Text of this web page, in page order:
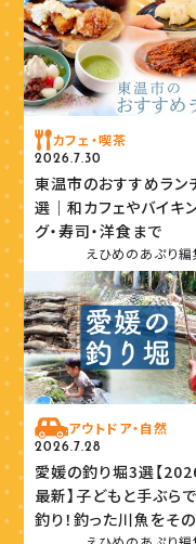
カフェ・喫茶
2026.7.30
東温市のおすすめラン
選｜和カフェやバイキ
グ・寿司・洋食まで
えひめのあぷり
アウトドア・自然
2026.7.28
愛媛の釣り堀3選【
最新】子どもと手ぶら
釣り！釣った川魚をそ